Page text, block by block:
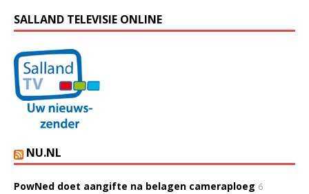
SALLAND TELEVISIE ONLINE
NU.NL
PowNed doet aangifte na belagen cameraploeg 6